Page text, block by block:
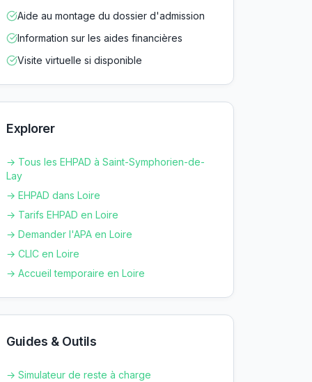
Aide au montage du dossier d'admission
Information sur les aides financières
Visite virtuelle si disponible
Explorer
→ Tous les EHPAD à Saint-Symphorien-de-
Lay
→ EHPAD dans Loire
→ Tarifs EHPAD en Loire
→ Demander l'APA en Loire
→ CLIC en Loire
→ Accueil temporaire en Loire
Guides & Outils
→ Simulateur de reste à charge